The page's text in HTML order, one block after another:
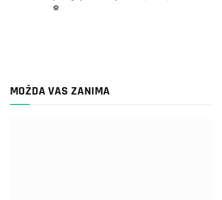
⚽
MOŽDA VAS ZANIMA